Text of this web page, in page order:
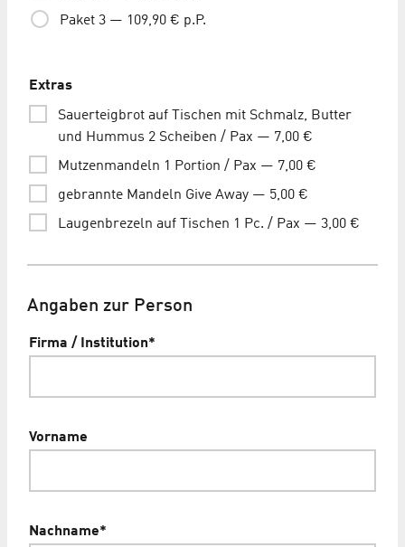
Paket 3 — 109,90 € p.P.
Extras
Sauerteigbrot auf Tischen mit Schmalz, Butter
und Hummus 2 Scheiben / Pax — 7,00 €
Mutzenmandeln 1 Portion / Pax — 7,00 €
gebrannte Mandeln Give Away — 5,00 €
Laugenbrezeln auf Tischen 1 Pc. / Pax — 3,00 €
Angaben zur Person
Firma / Institution*
Vorname
Nachname*